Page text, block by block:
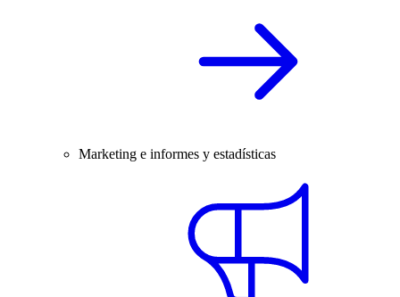
Marketing e informes y estadísticas